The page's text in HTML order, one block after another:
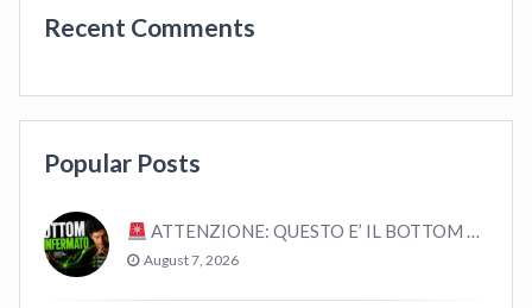
Recent Comments
Popular Posts
ATTENZIONE: QUESTO E’ IL BOTTOM – ANALISI STORICA
August 7, 2026